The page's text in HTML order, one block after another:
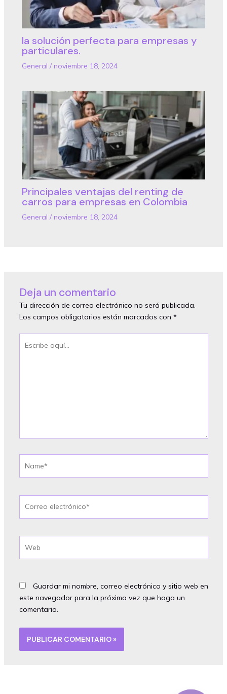
la solución perfecta para empresas y
particulares.
General / noviembre 18, 2024
Principales ventajas del renting de
carros para empresas en Colombia
General / noviembre 18, 2024
Deja un comentario
Tu dirección de correo electrónico no será publicada.
Los campos obligatorios están marcados con *
aquí...
electrónico*
Guardar mi nombre, correo electrónico y sitio web en
este navegador para la próxima vez que haga un
comentario.